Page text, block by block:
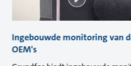
Ingebouwde monitoring van
OEM's